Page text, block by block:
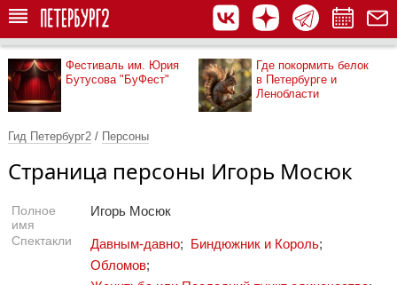
Фестиваль им. Юрия
Бутусова "БуФест"
Где покормить белок
в Петербурге и
Ленобласти
Гид Петербург2 / Персоны
Страница персоны Игорь Мосюк
Полное
имя
Игорь Мосюк
Спектакли Давным-давно; Биндюжник и Король;
Обломов;